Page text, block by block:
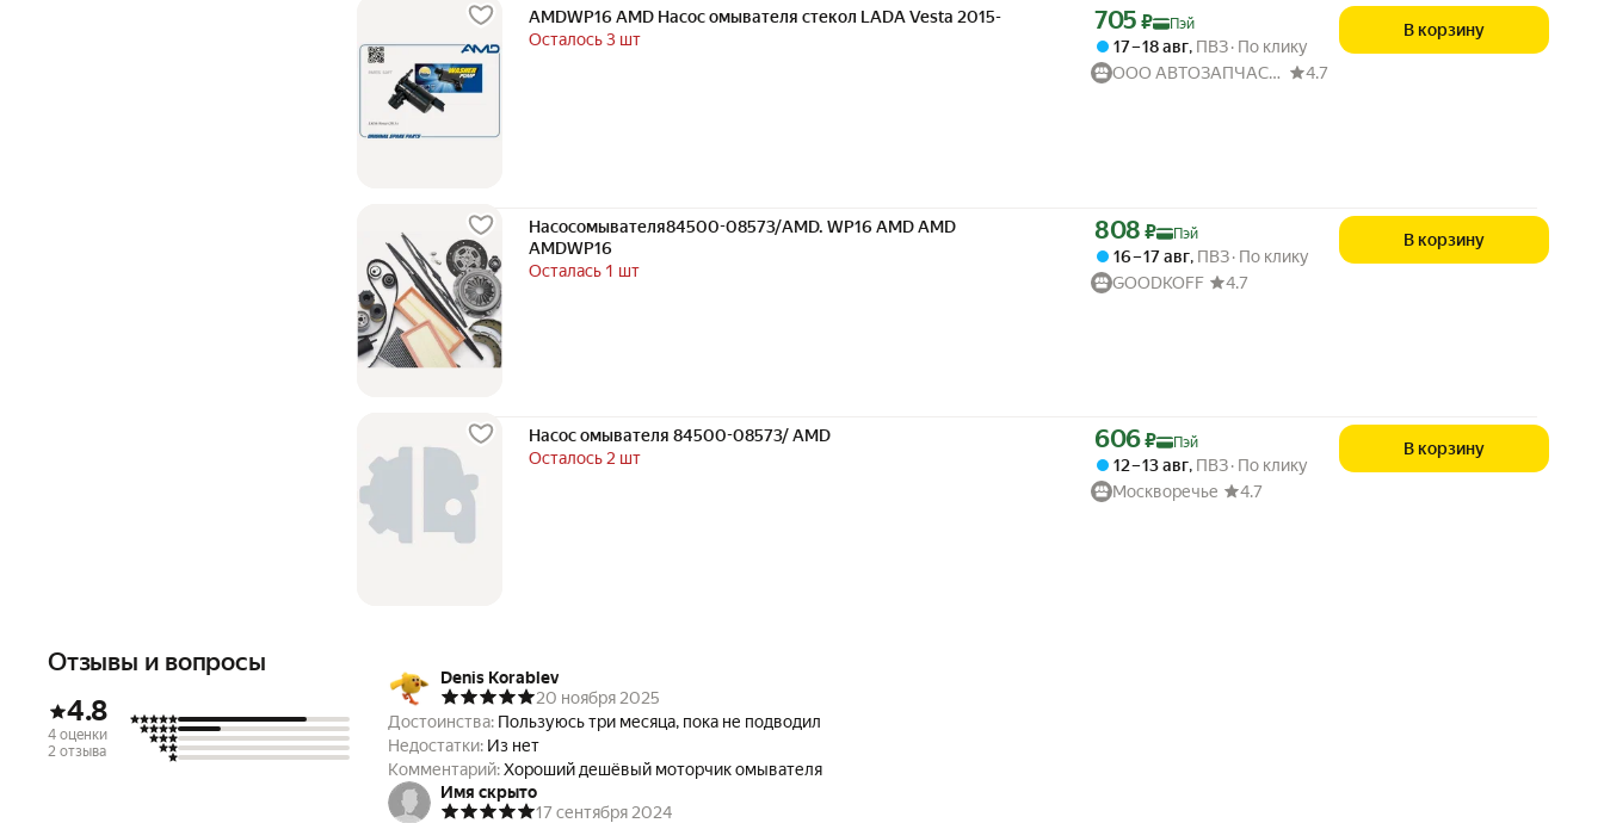
AMDWP16 AMD Насос омывателя стекол LADA Vesta 2015-
Осталось 3 шт
Цена с картой Яндекс Пэй 705 ₽ вместо
705 ₽ Пэй
17 – 18 авг, ПВЗ По клику
ООО АВТОЗАПЧАСТИ52
4.7
В корзину
Насосомывателя84500-08573/AMD. WP16 AMD AMD
AMDWP16
Осталась 1 шт
Цена с картой Яндекс Пэй 808 ₽ вместо
808 ₽ Пэй
16 – 17 авг, ПВЗ По клику
GOODKOFF
4.7
В корзину
Насос омывателя 84500-08573/ AMD
Осталось 2 шт
Цена с картой Яндекс Пэй 606 ₽ вместо
606₽ Пэй
12 – 13 авг, ПВЗ По клику
Москворечье
4.7
В корзину
Отзывы и вопросы
4.8
4 оценки
2 отзыва
Denis Korablev
20 ноября 2025
Достоинства: Пользуюсь три месяца, пока не подводил
Недостатки: Из нет
Комментарий:Хороший дешёвый моторчик омывателя
Имя скрыто
17 сентября 2024